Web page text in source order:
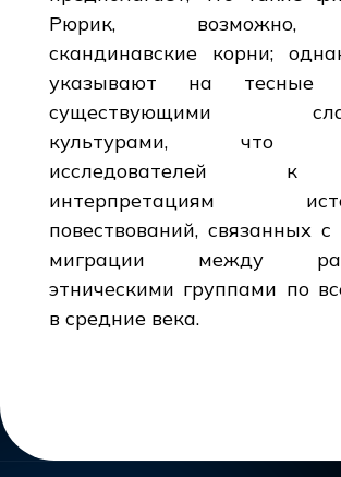
Рюрик, возможно,
скандинавские корни;
указывают на тесные
существующими
культурами, что
исследователей
интерпретациям
повествований, связанных
миграции между
этническими группами по
в средние века.